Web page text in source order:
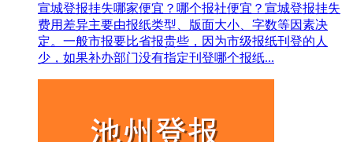
宣城登报挂失哪家便宜？哪个报社便宜？宣城登报挂失
费用差异主要由报纸类型、版面大小、字数等因素决
定。一般市报要比省报贵些，因为市级报纸刊登的人
少，如果补办部门没有指定刊登哪个报纸...